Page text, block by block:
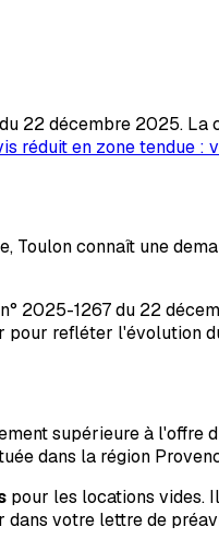
22 décembre 2025.
réduit en zone tendue :
Toulon connaît une
2025-1267 du 22
pour refléter l'évolution
supérieure à
dans la région
pour les locations vides.
dans votre lettre de